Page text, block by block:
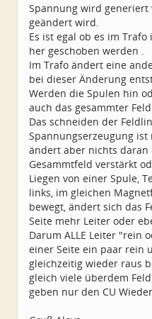
Spannung wird generiert
geändert wird.
Es ist egal ob es im
her geschoben werden .
Im Trafo ändert eine
bei dieser Änderung
Werden die Spulen hin
auch das gesammter
Das schneiden der
Spannungserzeugung
ändert aber nichts daran
Gesammtfeld verstärkt
Liegen von einer Spule,
links, im gleichen
bewegt, ändert sich das
Seite mehr Leiter oder
Darum ALLE Leiter "rein
einer Seite ein paar rein
gleichzeitig wieder raus
gleich viele überdem
geben nur den CU